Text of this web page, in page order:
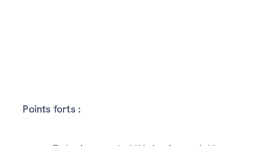
Points forts :